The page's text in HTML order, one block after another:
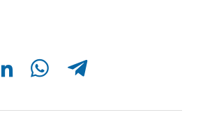
Compartir en Whatsapp Compartir en Telegram